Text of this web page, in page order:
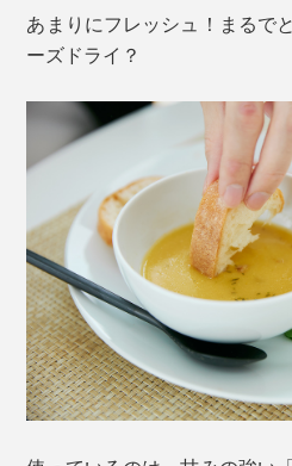
あまりにフレッシュ！まるで
ーズドライ？